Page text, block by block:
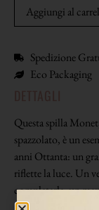
Aggiungi al
Spedizione
Eco Packaging
Questa spilla
spazzolato, è un
anni Ottanta: un
riflette la luce. Un
completarla, un
— un dettaglio che